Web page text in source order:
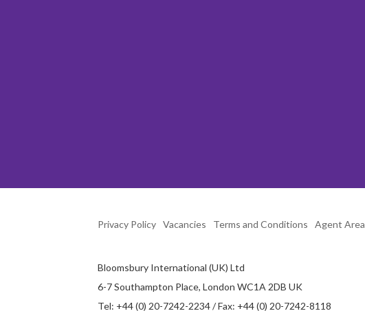
Privacy Policy Vacancies Terms and Conditions Agent Area
Bloomsbury International (UK) Ltd
6-7 Southampton Place, London WC1A 2DB UK
Tel: +44 (0) 20-7242-2234 / Fax: +44 (0) 20-7242-8118